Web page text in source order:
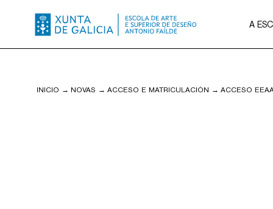
A
INICIO → NOVAS → ACCESO E MATRICULACIÓN → ACCESO